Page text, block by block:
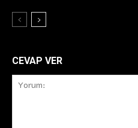
CEVAP VER